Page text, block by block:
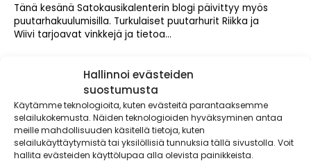
Hallinnoi evästeiden
suostumusta
Käytämme teknologioita, kuten evästeitä parantaaksemme
selailukokemusta. Näiden teknologioiden hyväksyminen antaa
meille mahdollisuuden käsitellä tietoja, kuten
selailukäyttäytymistä tai yksilöllisiä tunnuksia tällä sivustolla. Voit
hallita evästeiden käyttölupaa alla olevista painikkeista.
Tänä kesänä Satokausikalenterin blogi päivittyy myös
puutarhakuulumisilla. Turkulaiset puutarhurit Riikka ja
Wiivi tarjoavat vinkkejä ja tietoa...